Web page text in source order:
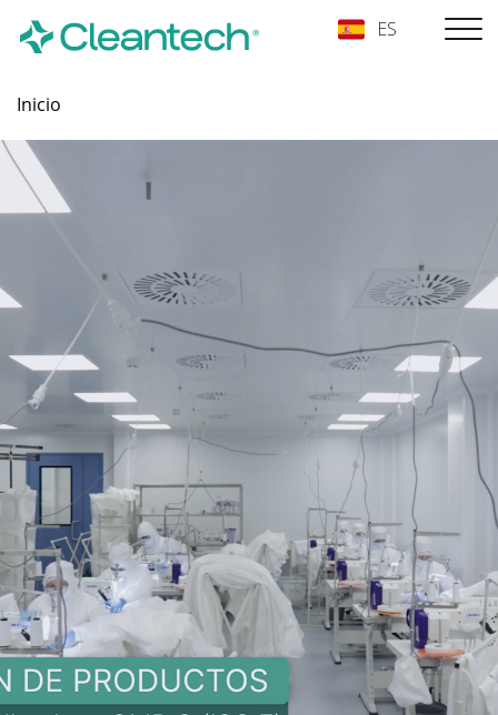
ES
Inicio